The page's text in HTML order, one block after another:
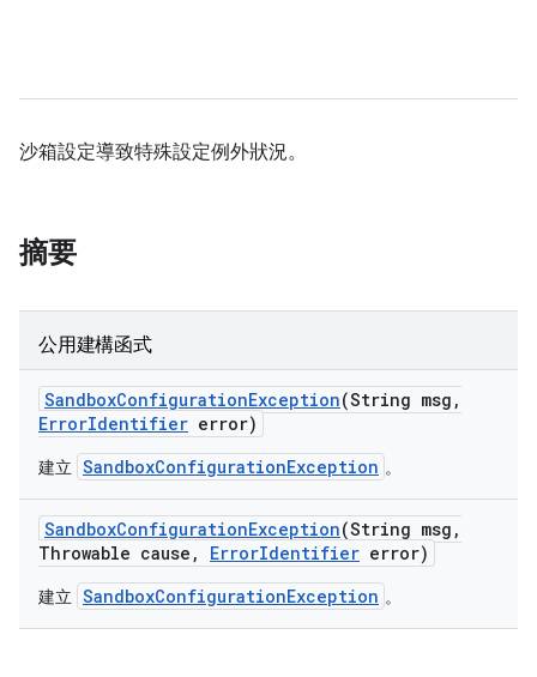
沙箱設定導致特殊設定例外狀況。
摘要
公用建構函式
SandboxConfigurationException(String msg ,
ErrorIdentifier error)
建立 SandboxConfigurationException 。
SandboxConfigurationException(String msg ,
Throwable cause , ErrorIdentifier error)
建立 SandboxConfigurationException 。